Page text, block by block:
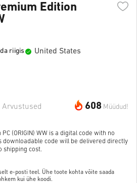
Edition
riigis United States
608 Müüdud!
Arvustused
(ORIGIN) WW is a digital code with no
downloadable code will be delivered directly
shipping cost.
e-posti teel. Ühe toote kohta võite saada
kui ühe koodi.